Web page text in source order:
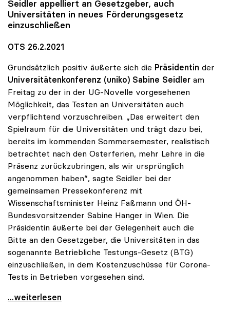
Seidler appelliert an Gesetzgeber, auch
Universitäten in neues Förderungsgesetz
einzuschließen
OTS 26.2.2021
Grundsätzlich positiv äußerte sich die Präsidentin der
Universitätenkonferenz (uniko) Sabine Seidler am
Freitag zu der in der UG-Novelle vorgesehenen
Möglichkeit, das Testen an Universitäten auch
verpflichtend vorzuschreiben. „Das erweitert den
Spielraum für die Universitäten und trägt dazu bei,
bereits im kommenden Sommersemester, realistisch
betrachtet nach den Osterferien, mehr Lehre in die
Präsenz zurückzubringen, als wir ursprünglich
angenommen haben“, sagte Seidler bei der
gemeinsamen Pressekonferenz mit
Wissenschaftsminister Heinz Faßmann und ÖH-
Bundesvorsitzender Sabine Hanger in Wien. Die
Präsidentin äußerte bei der Gelegenheit auch die
Bitte an den Gesetzgeber, die Universitäten in das
sogenannte Betriebliche Testungs-Gesetz (BTG)
einzuschließen, in dem Kostenzuschüsse für Corona-
Tests in Betrieben vorgesehen sind.
uniko begrüßt Spielraum durch Testmöglichkeiten
...weiterlesen